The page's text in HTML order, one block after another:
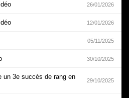
26/01/2026
12/01/2026
05/11/2025
30/10/2025
un 3e succès de rang en
29/10/2025